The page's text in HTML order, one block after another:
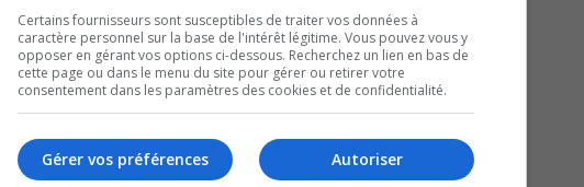
ans d’emprisonnement
Certains fournisseurs sont susceptibles de traiter vos données à
caractère personnel sur la base de l'intérêt légitime. Vous pouvez vous y
opposer en gérant vos options ci-dessous. Recherchez un lien en bas de
cette page ou dans le menu du site pour gérer ou retirer votre
consentement dans les paramètres des cookies et de confidentialité.
Autoriser
Gérer vos préférences